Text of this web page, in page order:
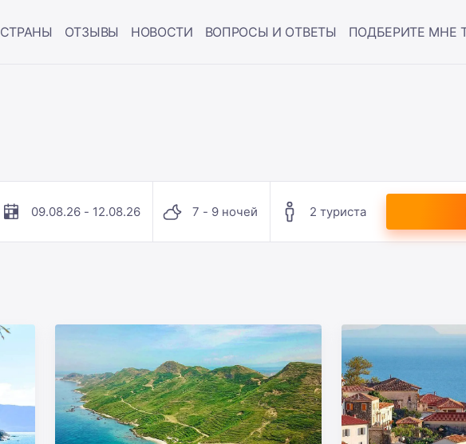
СТРАНЫ ОТЗЫВЫ НОВОСТИ ВОПРОСЫ И ОТВЕТЫ ПОДБЕРИТЕ МНЕ
09.08.26 - 12.08.26 7 - 9 ночей 2 туриста